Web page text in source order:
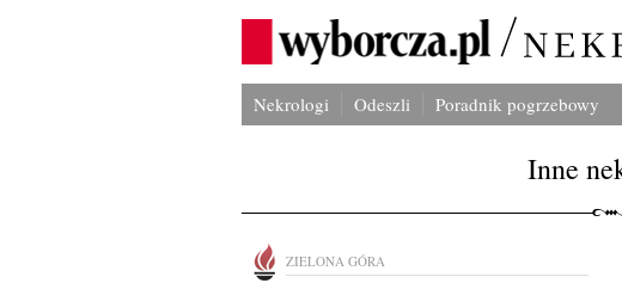
Nekrologi Odeszli Poradnik pogrzebowy
Inne
ZIELONA GÓRA